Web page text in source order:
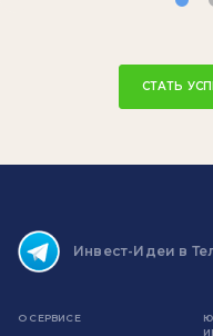
СТАТЬ
Инвест-Идеи в
О СЕРВИСЕ